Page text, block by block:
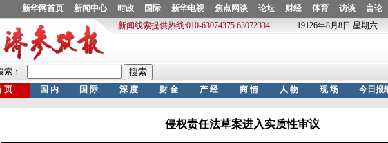
侵权责任法草案进入实质性审议